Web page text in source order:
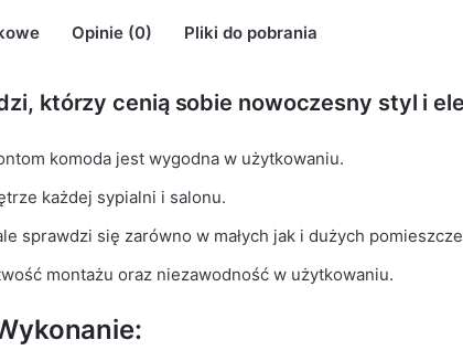
Opinie (0) Pliki do pobrania
którzy cenią sobie nowoczesny styl i
komoda jest wygodna w użytkowaniu.
każdej sypialni i salonu.
sprawdzi się zarówno w małych jak i dużych
montażu oraz niezawodność w użytkowaniu.